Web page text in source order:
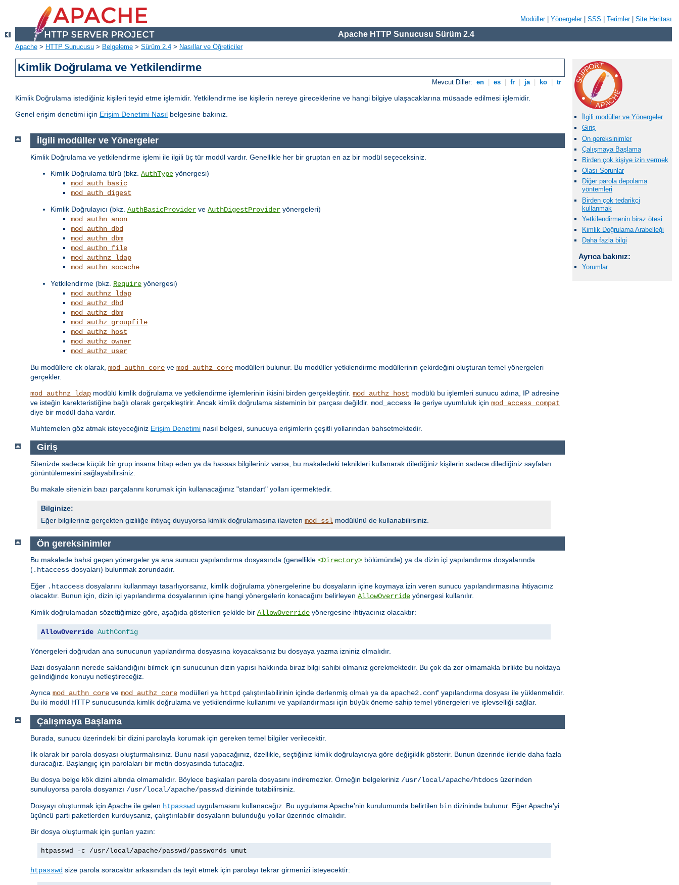
Modüller| Yönergeler| SSS Terimler| Site Haritası
Apache HTTP Sunucusu Sürüm 2.4
Apache > HTTP Sunucusu > Belgeleme > Sürüm 2.4 > Nasıllar ve Öğreticiler
Kimlik Doğrulama ve Yetkilendirme
Mevcut Diller: en es fr ja ko tr
Kimlik Doğrulama istediğiniz kişileri teyid etme işlemidir. Yetkilendirme ise kişilerin nereye gireceklerine ve hangi bilgiye ulaşacaklarına müsaade edilmesi işlemidir.
Genel erişim denetimi için Erişim Denetimi Nasıl belgesine bakınız.
İlgili modüller ve Yönergeler
Giriş
Ön gereksinimler
Çalışmaya Başlama
Birden çok kişiye izin vermek
Olası Sorunlar
Diğer parola depolama
yöntemleri
Birden çok tedarikçi
kullanmak
Yetkilendirmenin biraz ötesi
Kimlik Doğrulama Arabelleği
Daha fazla bilgi
Ayrıca bakınız:
Yorumlar
İlgili modüller ve Yönergeler
Kimlik Doğrulama ve yetkilendirme işlemi ile ilgili üç tür modül vardır. Genellikle her bir gruptan en az bir modül seçeceksiniz.
Kimlik Doğrulama türü (bkz. AuthType yönergesi)
mod_auth_basic
mod_auth_digest
Kimlik Doğrulayıcı (bkz. AuthBasicProvider ve AuthDigestProvider yönergeleri)
mod_authn_anon
mod_authn_dbd
mod_authn_dbm
mod_authn_file
mod_authnz_ldap
mod_authn_socache
Yetkilendirme (bkz. Require yönergesi)
mod_authnz_ldap
mod_authz_dbd
mod_authz_dbm
mod_authz_groupfile
mod_authz_host
mod_authz_owner
mod_authz_user
Bu modüllere ek olarak, mod_authn_core ve mod_authz_core modülleri bulunur. Bu modüller yetkilendirme modüllerinin çekirdeğini oluşturan temel yönergeleri
gerçekler.
mod_authnz_ldap modülü kimlik doğrulama ve yetkilendirme işlemlerinin ikisini birden gerçekleştirir. mod_authz_host modülü bu işlemleri sunucu adına, IP adresine
ve isteğin karekteristiğine bağlı olarak gerçekleştirir. Ancak kimlik doğrulama sisteminin bir parçası değildir. mod_access ile geriye uyumluluk için mod_access_compat
diye bir modül daha vardır.
Muhtemelen göz atmak isteyeceğiniz Erişim Denetimi nasıl belgesi, sunucuya erişimlerin çeşitli yollarından bahsetmektedir.
Giriş
Sitenizde sadece küçük bir grup insana hitap eden ya da hassas bilgileriniz varsa, bu makaledeki teknikleri kullanarak dilediğiniz kişilerin sadece dilediğiniz sayfaları
görüntülemesini sağlayabilirsiniz.
Bu makale sitenizin bazı parçalarını korumak için kullanacağınız "standart" yolları içermektedir.
Bilginize:
Eğer bilgileriniz gerçekten gizliliğe ihtiyaç duyuyorsa kimlik doğrulamasına ilaveten mod_ssl modülünü de kullanabilirsiniz.
Ön gereksinimler
Bu makalede bahsi geçen yönergeler ya ana sunucu yapılandırma dosyasında (genellikle <Directory> bölümünde) ya da dizin içi yapılandırma dosyalarında
(.htaccess dosyaları) bulunmak zorundadır.
Eğer .htaccess dosyalarını kullanmayı tasarlıyorsanız, kimlik doğrulama yönergelerine bu dosyaların içine koymaya izin veren sunucu yapılandırmasına ihtiyacınız
olacaktır. Bunun için, dizin içi yapılandırma dosyalarının içine hangi yönergelerin konacağını belirleyen AllowOverride yönergesi kullanılır.
Kimlik doğrulamadan sözettiğimize göre, aşağıda gösterilen şekilde bir AllowOverride yönergesine ihtiyacınız olacaktır:
AllowOverride AuthConfig
Yönergeleri doğrudan ana sunucunun yapılandırma dosyasına koyacaksanız bu dosyaya yazma izniniz olmalıdır.
Bazı dosyaların nerede saklandığını bilmek için sunucunun dizin yapısı hakkında biraz bilgi sahibi olmanız gerekmektedir. Bu çok da zor olmamakla birlikte bu noktaya
gelindiğinde konuyu netleştireceğiz.
Ayrıca mod_authn_core ve mod_authz_core modülleri ya httpd çalıştırılabilirinin içinde derlenmiş olmalı ya da apache2.conf yapılandırma dosyası ile yüklenmelidir.
Bu iki modül HTTP sunucusunda kimlik doğrulama ve yetkilendirme kullanımı ve yapılandırması için büyük öneme sahip temel yönergeleri ve işlevselliği sağlar.
Çalışmaya Başlama
Burada, sunucu üzerindeki bir dizini parolayla korumak için gereken temel bilgiler verilecektir.
İlk olarak bir parola dosyası oluşturmalısınız. Bunu nasıl yapacağınız, özellikle, seçtiğiniz kimlik doğrulayıcıya göre değişiklik gösterir. Bunun üzerinde ileride daha fazla
duracağız. Başlangıç için parolaları bir metin dosyasında tutacağız.
Bu dosya belge kök dizini altında olmamalıdır. Böylece başkaları parola dosyasını indiremezler. Örneğin belgeleriniz /usr/local/apache/htdocs üzerinden
sunuluyorsa parola dosyanızı /usr/local/apache/passwd dizininde tutabilirsiniz.
Dosyayı oluşturmak için Apache ile gelen htpasswd uygulamasını kullanacağız. Bu uygulama Apache'nin kurulumunda belirtilen bin dizininde bulunur. Eğer Apache'yi
üçüncü parti paketlerden kurduysanız, çalıştırılabilir dosyaların bulunduğu yollar üzerinde olmalıdır.
Bir dosya oluşturmak için şunları yazın:
htpasswd -c /usr/local/apache/passwd/passwords umut
htpasswd size parola soracaktır arkasından da teyit etmek için parolayı tekrar girmenizi isteyecektir: